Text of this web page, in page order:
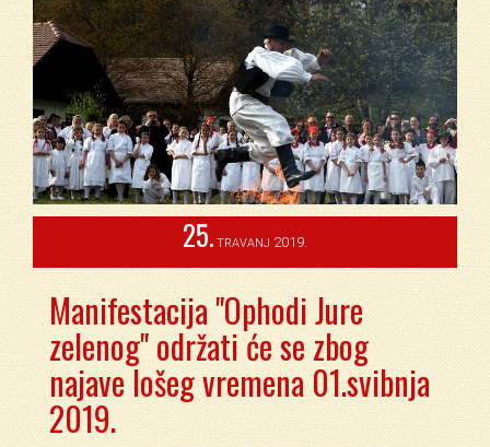
25. TRAVANJ 2019.
Manifestacija "Ophodi Jure
zelenog" održati će se zbog
najave lošeg vremena 01.svibnja
2019.